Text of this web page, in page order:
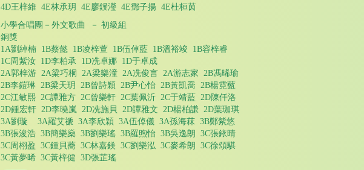
4D王梓維 4E林承玥 4E廖鏝瀅 4E鄧子揚 4E杜桓茵
小學合唱團－外文歌曲 － 初級組
銅獎
1A劉綽楠 1B蔡懿 1B凌梓萱 1B伍倬藍 1B溫裕竣 1B容梓睿
1C周紫汝 1D李柏承 1D冼卓娜 1D于卓成
2A郭梓游 2A梁巧桐 2A梁樂潼 2A冼俊言 2A游志家 2B馮晞瑜
2B李鎧琳 2B梁天玥 2B曾詩穎 2B尹心怡 2B黃凱喬 2B楊霓薽
2C江敏熙 2C譚雅方 2C曾樂軒 2C葉佩沂 2C于靖藍 2D陳仟洛
2D鍾宏軒 2D李曉嵐 2D冼施貝 2D譚雅文 2D楊柏謙 2D葉珈琪
3A劉璇 3A羅艾禠 3A李欣穎 3A伍倬儀 3A孫海菻 3B鄭紫悠
3B張浚浩 3B簡樂燊 3B劉樂瑤 3B羅煦怡 3B吳逸朗 3C張銥晴
3C周栩盈 3C鍾貝蕎 3C林嘉鎂 3C劉樂泓 3C麥希朗 3C徐頌騏
3C黃夢晞 3C黃梓健 3D張芷瑤